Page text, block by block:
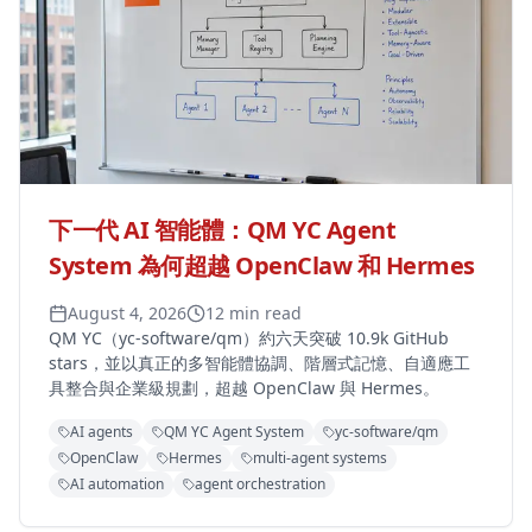
下一代 AI 智能體：QM YC Agent
System 為何超越 OpenClaw 和 Hermes
August 4, 2026
12 min read
QM YC（yc-software/qm）約六天突破 10.9k GitHub
stars，並以真正的多智能體協調、階層式記憶、自適應工
具整合與企業級規劃，超越 OpenClaw 與 Hermes。
AI agents QM YC Agent System
yc-software/qm
OpenClaw
Hermes
multi-agent systems
AI automation
agent orchestration